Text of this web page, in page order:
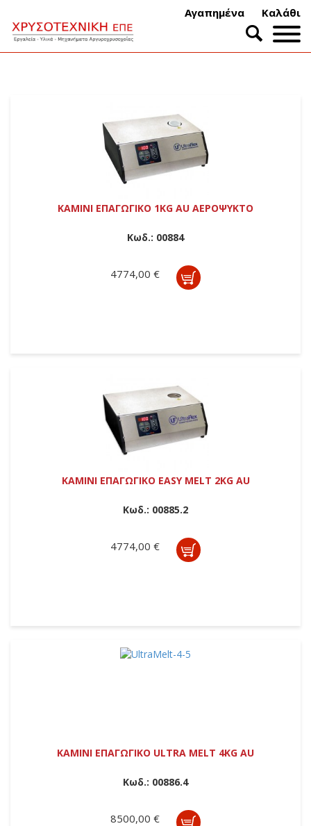
Αγαπημένα Καλάθι
ΚΑΜΙΝΙ ΕΠΑΓΩΓΙΚΟ 1KG AU ΑΕΡΟΨΥΚΤΟ
Κωδ.: 00884
4774,00 €
ΚΑΜΙΝΙ ΕΠΑΓΩΓΙΚΟ EASY MELT 2KG AU
Κωδ.: 00885.2
4774,00 €
ΚΑΜΙΝΙ ΕΠΑΓΩΓΙΚΟ ULTRA MELT 4KG AU
Κωδ.: 00886.4
8500,00 €